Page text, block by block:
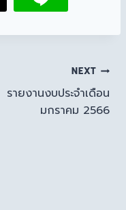
NEXT
รายงานงบประจำเดือน
มกราคม 2566